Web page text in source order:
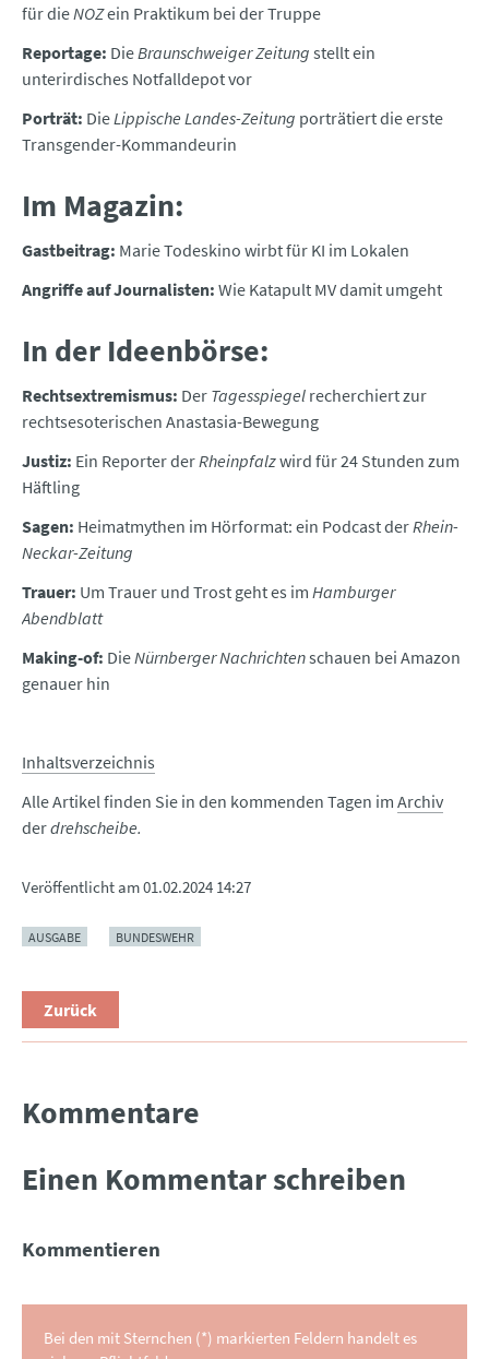
für dieNOZein Praktikum bei der Truppe
Reportage: DieBraunschweiger Zeitung stellt ein
unterirdisches Notfalldepot vor
Porträt: DieLippische Landes-Zeitung porträtiert die erste
Transgender-Kommandeurin
Im Magazin:
Gastbeitrag: Marie Todeskino wirbt für KI im Lokalen
Angriffe auf Journalisten: Wie Katapult MV damit umgeht
In der Ideenbörse:
Rechtsextremismus: Der Tagesspiegel recherchiert zur
rechtsesoterischen Anastasia-Bewegung
Justiz: Ein Reporter derRheinpfalzwird für 24 Stunden zum
Häftling
Sagen: Heimatmythen im Hörformat: ein Podcast derRhein-
Neckar-Zeitung
Trauer: Um Trauer und Trost geht es im Hamburger
Abendblatt
Making-of: DieNürnberger Nachrichtenschauen bei Amazon
genauer hin
Inhaltsverzeichnis
Alle Artikel finden Sie in den kommenden Tagen im Archiv
derdrehscheibe.
Veröffentlicht am01.02.2024 14:27
AUSGABE BUNDESWEHR
Zurück
Kommentare
Einen Kommentar schreiben
Kommentieren
Bei den mit Sternchen (*) markierten Feldern handelt es